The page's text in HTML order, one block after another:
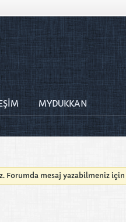
MYDUKKAN
Forumda mesaj yazabilmeniz için